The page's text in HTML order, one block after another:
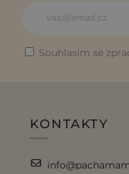
Souhlasím se
KONTAKTY